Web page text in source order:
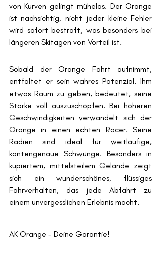
von Kurven gelingt mühelos. Der Orange
ist nachsichtig, nicht jeder kleine Fehler
wird sofort bestraft, was besonders bei
längeren Skitagen von Vorteil ist.
Sobald der Orange Fahrt aufnimmt,
entfaltet er sein wahres Potenzial. Ihm
etwas Raum zu geben, bedeutet, seine
Stärke voll auszuschöpfen. Bei höheren
Geschwindigkeiten verwandelt sich der
Orange in einen echten Racer. Seine
Radien sind ideal für weitläufige,
kantengenaue Schwünge. Besonders in
kupiertem, mittelsteilem Gelände zeigt
sich ein wunderschönes, flüssiges
Fahrverhalten, das jede Abfahrt zu
einem unvergesslichen Erlebnis macht.
AK Orange - Deine Garantie!